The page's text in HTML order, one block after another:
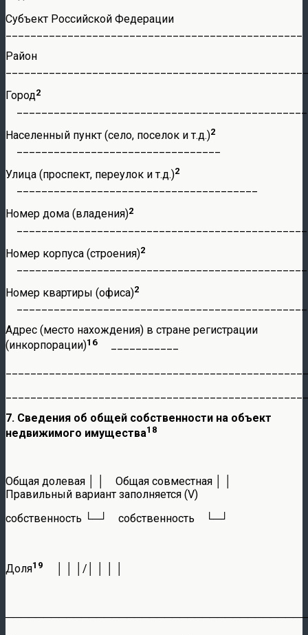
Субъект Российской Федерации
Район
Город2
Населенный пункт (село, поселок и т.д.)2
Улица (проспект, переулок и т.д.)2
Номер дома (владения)2
Номер корпуса (строения)2
Номер квартиры (офиса)2
Адрес (место нахождения) в стране регистрации
(инкорпорации)16
7. Сведения об общей собственности на объект
недвижимого имущества18
Общая долевая │ │ Общая совместная │ │
Правильный вариант заполняется (V)
собственность └─┘ собственность └─┘
Доля19 │ │ │/│ │ │ │